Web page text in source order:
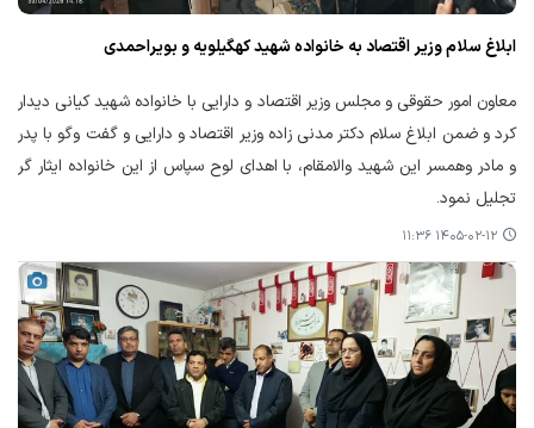
ابلاغ سلام وزیر اقتصاد به خانواده شهید کهگیلویه و بویراحمدی
معاون امور حقوقی و مجلس وزیر اقتصاد و دارایی با خانواده شهید کیانی دیدار
کرد و ضمن ابلاغ سلام دکتر مدنی زاده وزیر اقتصاد و دارایی و گفت وگو با پدر
و مادر وهمسر این شهید والامقام، با اهدای لوح سپاس از این خانواده ایثار گر
تجلیل نمود.
۱۴۰۵-۰۲-۱۲ ۱۱:۳۶